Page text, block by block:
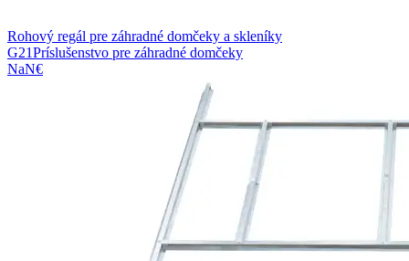
Rohový regál pre záhradné domčeky a skleníky
G21Príslušenstvo pre záhradné domčeky
NaN€